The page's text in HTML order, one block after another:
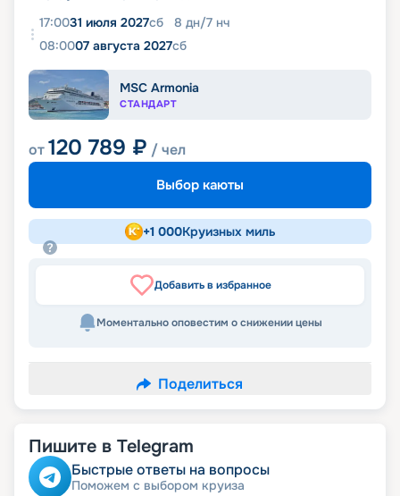
17:0031 июля 2027сб 8 дн/7 нч
08:0007 августа 2027сб
MSC Armonia
СТАНДАРТ
от120 789 ₽ / чел
Выбор каюты
+1 000Круизных миль
Добавить в избранное
Моментально оповестим о снижении цены
Поделиться
Пишите в Telegram
Быстрые ответы на вопросы
Поможем с выбором круиза